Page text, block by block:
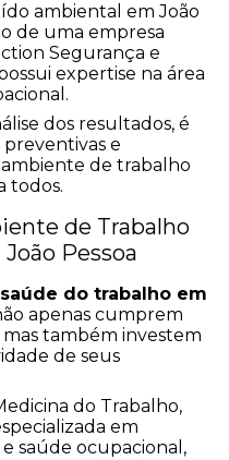
ambiental em João
de uma empresa
Segurança e
expertise na área
dos resultados, é
e
de trabalho
todos.
de Trabalho
Pessoa
do trabalho em
apenas cumprem
mas também investem
de seus
do Trabalho,
em
saúde ocupacional,